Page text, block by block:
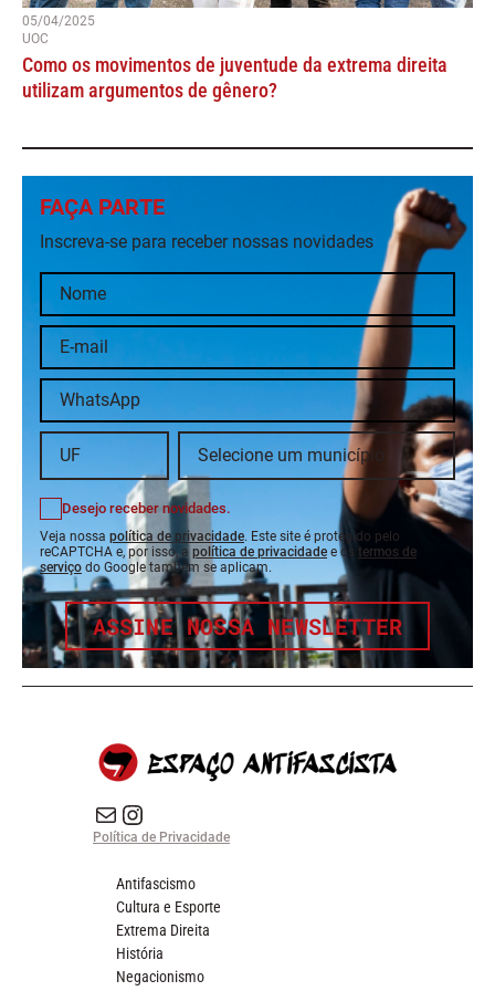
05/04/2025
UOC
Como os movimentos de juventude da extrema direita
utilizam argumentos de gênero?
FAÇA PARTE
Inscreva-se para receber nossas novidades
Desejo receber novidades.
Veja nossa política de privacidade. Este site é protegido pelo
reCAPTCHA e, por isso, a política de privacidade e os termos de
serviço do Google também se aplicam.
ASSINE NOSSA NEWSLETTER
E-mail Instagram do Espaço Antifascista
Política de Privacidade
Antifascismo
Cultura e Esporte
Extrema Direita
História
Negacionismo